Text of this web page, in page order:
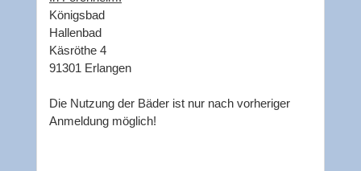
Königsbad
Hallenbad
Käsröthe 4
91301 Erlangen
Die Nutzung der Bäder ist nur nach vorheriger
Anmeldung möglich!